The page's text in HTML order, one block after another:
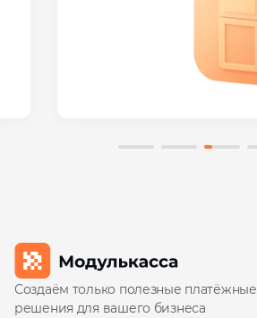
Создаём только полезные
решения для вашего бизнеса